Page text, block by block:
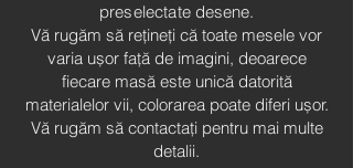
preselectate desene.
Vă rugăm să rețineți că toate mesele vor
varia ușor față de imagini, deoarece
fiecare masă este unică datorită
materialelor vii, colorarea poate diferi ușor.
Vă rugăm să contactați pentru mai multe
detalii.